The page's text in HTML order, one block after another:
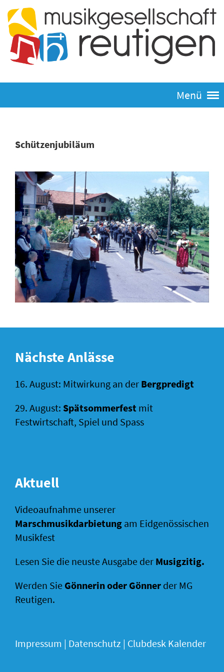
Menü
Schützenjubiläum
Nächste Anlässe
16. August: Mitwirkung an der Bergpredigt
29. August: Spätsommerfest mit
Festwirtschaft, Spiel und Spass
Aktuell
Videoaufnahme unserer
Marschmusikdarbietung am Eidgenössischen
Musikfest
Lesen Sie die neuste Ausgabe der Musigzitig.
Werden Sie Gönnerin oder Gönner der MG
Reutigen.
Impressum | Datenschutz | Clubdesk Kalender